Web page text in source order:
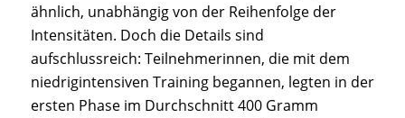
ähnlich, unabhängig von der Reihenfolge der
Intensitäten. Doch die Details sind
aufschlussreich: Teilnehmerinnen, die mit dem
niedrigintensiven Training begannen, legten in der
ersten Phase im Durchschnitt 400 Gramm